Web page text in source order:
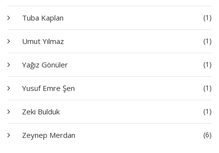
Tuba Kaplan (1)
Umut Yılmaz (1)
Yağız Gönüler (1)
Yusuf Emre Şen (1)
Zeki Bulduk (1)
Zeynep Merdan (6)